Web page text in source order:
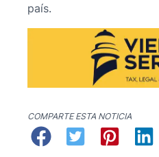
país.
COMPARTE ESTA NOTICIA